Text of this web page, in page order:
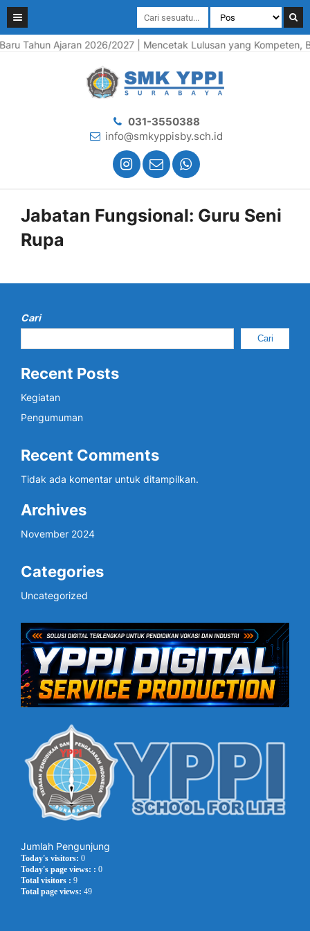
Tahun Ajaran 2026/2027 | Mencetak Lulusan yang Kompeten,
031-3550388
info@smkyppisby.sch.id
Jabatan Fungsional: Guru Seni
Rupa
Cari
Cari
Recent Posts
Kegiatan
Pengumuman
Recent Comments
Tidak ada komentar untuk ditampilkan.
Archives
November 2024
Categories
Uncategorized
Jumlah Pengunjung
Today's visitors: 0
Today's page views: : 0
Total visitors : 9
Total page views: 49